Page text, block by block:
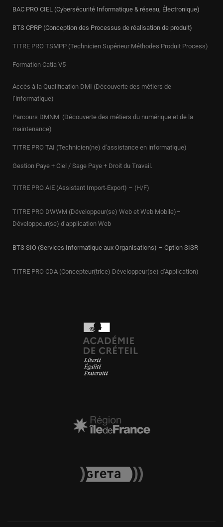
BAC PRO CIEL (Cybersécurité Informatique & réseau, Électronique)
BTS CPRP (Conception des Processus de réalisation de produit)
TITRE PRO TSMPP (Technicien Supérieur Méthodes Produit Process)
Formation Catia V5
Accès à la Qualification DMI (Découverte des métiers de
l’informatique)
Parcours DMNM (Découverte des métiers du numérique et de la
maintenance)
TITRE PRO TAI (Technicien(ne) d’assistance en informatique)
Gestion Paye + Ciel / Sage Paye + Droit du Travail.
TITRE PRO AIE (Assistant Import-Export) – (H/F)
TITRE PRO DWWM (Développeur(se) Web et Web Mobile)–
Développeur(se) d’application Web
BTS SIO (Services Informatique aux Organisations) – Option SISR
TITRE PRO CDA (Concepteur(trice) Développeur(se) d’Application)